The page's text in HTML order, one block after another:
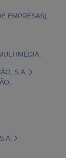
EMPRESAS),
S.A.